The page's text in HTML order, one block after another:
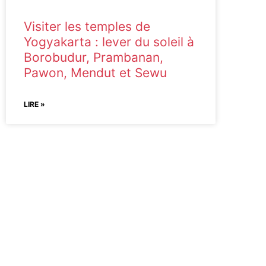
Visiter les temples de
Yogyakarta : lever du soleil à
Borobudur, Prambanan,
Pawon, Mendut et Sewu
LIRE »